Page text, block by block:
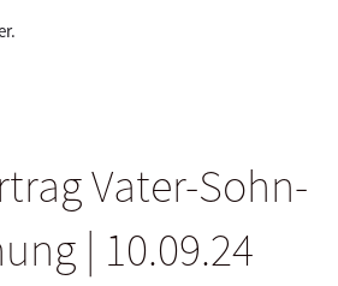
Vater-Sohn-
| 10.09.24